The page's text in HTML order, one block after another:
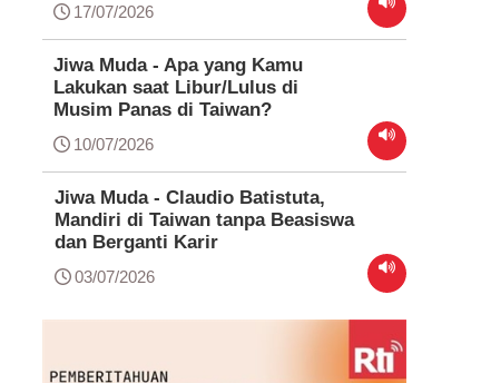
17/07/2026
Jiwa Muda - Apa yang Kamu
Lakukan saat Libur/Lulus di
Musim Panas di Taiwan?
10/07/2026
Jiwa Muda - Claudio Batistuta,
Mandiri di Taiwan tanpa Beasiswa
dan Berganti Karir
03/07/2026